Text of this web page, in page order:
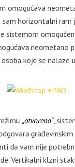
omogućava
horizontalni ram
sistemom
neometano
koje se nalaze
„otvoreno“,
građevinskim
da vam nije
Vertikalni klzni